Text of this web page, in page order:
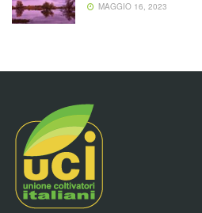
MAGGIO 16, 2023